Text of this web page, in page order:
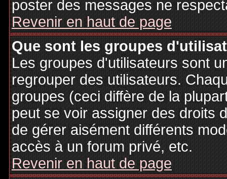
poster des messages ne
Revenir en haut de page
Que sont les groupes
Les groupes d'utilisateurs sont
regrouper des utilisateurs.
groupes (ceci diffère de la
peut se voir assigner des droits
de gérer aisément différents
accès à un forum privé, etc.
Revenir en haut de page